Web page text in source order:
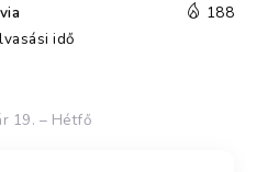
idő
188
19. – Hétfő